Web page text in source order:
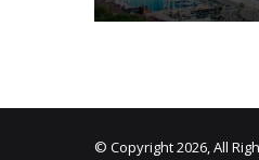
© Copyright 2026, All